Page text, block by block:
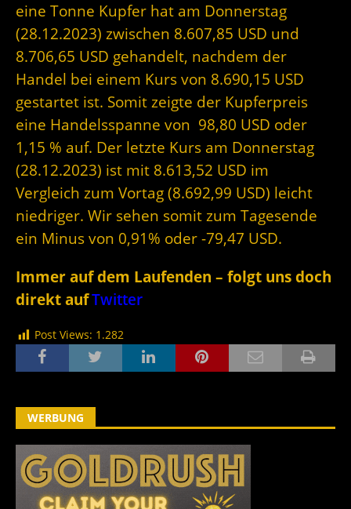
eine Tonne Kupfer hat am Donnerstag
(28.12.2023) zwischen 8.607,85 USD und
8.706,65 USD gehandelt, nachdem der
Handel bei einem Kurs von 8.690,15 USD
gestartet ist. Somit zeigte der Kupferpreis
eine Handelsspanne von 98,80 USD oder
1,15 % auf. Der letzte Kurs am Donnerstag
(28.12.2023) ist mit 8.613,52 USD im
Vergleich zum Vortag (8.692,99 USD) leicht
niedriger. Wir sehen somit zum Tagesende
ein Minus von 0,91% oder -79,47 USD.
Immer auf dem Laufenden – folgt uns doch
direkt aufTwitter
Post Views: 1.282
WERBUNG